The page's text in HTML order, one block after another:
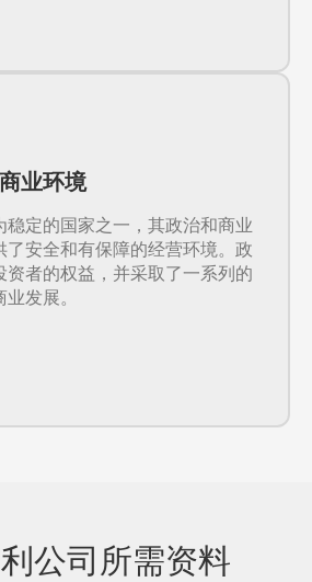
业环境
稳定的国家之一，其政治和商业
了安全和有保障的经营环境。政
资者的权益，并采取了一系列的
发展。
公司所需资料